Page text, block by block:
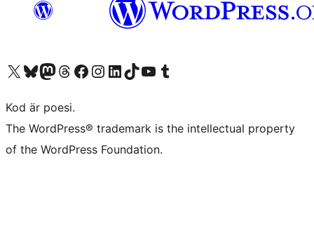
Besök vår X-konto (f.d. Twitter)
Besök vårt Bluesky-konto
Besök vårt Mastodon-konto
Besök vårt Thread-konto
Besök vår Facebook-sidaBesök vårt Instagram-konto
Besök vårt LinkedIn-konto
Besök vårt TikTok-konto
Besök vår YouTube-kanalBesök vårt Tumblr-konto
Kod är poesi.
The WordPress® trademark is the intellectual property
of the WordPress Foundation.